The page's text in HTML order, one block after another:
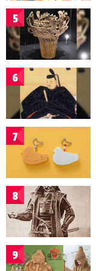
5
6
7
8
9